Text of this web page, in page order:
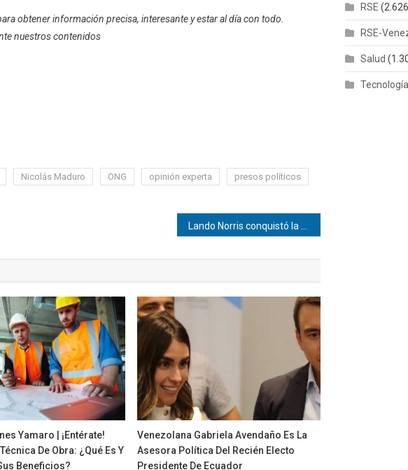
obtener información precisa, interesante y estar al día con todo.
nuestros contenidos
Nicolás Maduro ONG opinión experta
presos políticos
Yamaro | ¡Entérate!
De Obra: ¿Qué Es Y
Beneficios?
Venezolana Gabriela Avendaño Es La
Asesora Política Del Recién Electo
Presidente De Ecuador
RSE
RSE-
Salud
Tecnología